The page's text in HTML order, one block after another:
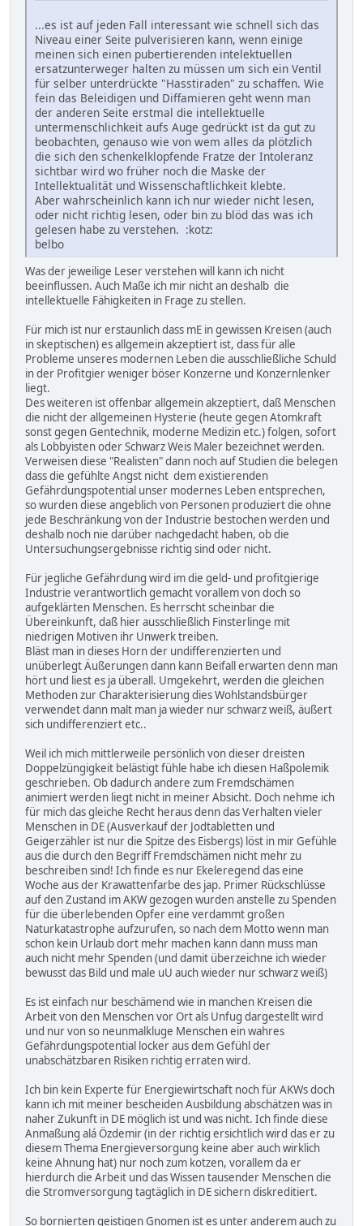
...es ist auf jeden Fall interessant wie schnell sich das
Niveau einer Seite pulverisieren kann, wenn einige
meinen sich einen pubertierenden intelektuellen
ersatzunterweger halten zu müssen um sich ein Ventil
für selber unterdrückte "Hasstiraden" zu schaffen. Wie
fein das Beleidigen und Diffamieren geht wenn man
der anderen Seite erstmal die intellektuelle
untermenschlichkeit aufs Auge gedrückt ist da gut zu
beobachten, genauso wie von wem alles da plötzlich
die sich den schenkelklopfende Fratze der Intoleranz
sichtbar wird wo früher noch die Maske der
Intellektualität und Wissenschaftlichkeit klebte.
Aber wahrscheinlich kann ich nur wieder nicht lesen,
oder nicht richtig lesen, oder bin zu blöd das was ich
gelesen habe zu verstehen. :kotz:
belbo
Was der jeweilige Leser verstehen will kann ich nicht
beeinflussen. Auch Maße ich mir nicht an deshalb die
intellektuelle Fähigkeiten in Frage zu stellen.
Für mich ist nur erstaunlich dass mE in gewissen Kreisen (auch
in skeptischen) es allgemein akzeptiert ist, dass für alle
Probleme unseres modernen Leben die ausschließliche Schuld
in der Profitgier weniger böser Konzerne und Konzernlenker
liegt.
Des weiteren ist offenbar allgemein akzeptiert, daß Menschen
die nicht der allgemeinen Hysterie (heute gegen Atomkraft
sonst gegen Gentechnik, moderne Medizin etc.) folgen, sofort
als Lobbyisten oder Schwarz Weis Maler bezeichnet werden.
Verweisen diese "Realisten" dann noch auf Studien die belegen
dass die gefühlte Angst nicht dem existierenden
Gefährdungspotential unser modernes Leben entsprechen,
so wurden diese angeblich von Personen produziert die ohne
jede Beschränkung von der Industrie bestochen werden und
deshalb noch nie darüber nachgedacht haben, ob die
Untersuchungsergebnisse richtig sind oder nicht.
Für jegliche Gefährdung wird im die geld- und profitgierige
Industrie verantwortlich gemacht vorallem von doch so
aufgeklärten Menschen. Es herrscht scheinbar die
Übereinkunft, daß hier ausschließlich Finsterlinge mit
niedrigen Motiven ihr Unwerk treiben.
Bläst man in dieses Horn der undifferenzierten und
unüberlegt Äußerungen dann kann Beifall erwarten denn man
hört und liest es ja überall. Umgekehrt, werden die gleichen
Methoden zur Charakterisierung dies Wohlstandsbürger
verwendet dann malt man ja wieder nur schwarz weiß, äußert
sich undifferenziert etc..
Weil ich mich mittlerweile persönlich von dieser dreisten
Doppelzüngigkeit belästigt fühle habe ich diesen Haßpolemik
geschrieben. Ob dadurch andere zum Fremdschämen
animiert werden liegt nicht in meiner Absicht. Doch nehme ich
für mich das gleiche Recht heraus denn das Verhalten vieler
Menschen in DE (Ausverkauf der Jodtabletten und
Geigerzähler ist nur die Spitze des Eisbergs) löst in mir Gefühle
aus die durch den Begriff Fremdschämen nicht mehr zu
beschreiben sind! Ich finde es nur Ekeleregend das eine
Woche aus der Krawattenfarbe des jap. Primer Rückschlüsse
auf den Zustand im AKW gezogen wurden anstelle zu Spenden
für die überlebenden Opfer eine verdammt großen
Naturkatastrophe aufzurufen, so nach dem Motto wenn man
schon kein Urlaub dort mehr machen kann dann muss man
auch nicht mehr Spenden (und damit überzeichne ich wieder
bewusst das Bild und male uU auch wieder nur schwarz weiß)
Es ist einfach nur beschämend wie in manchen Kreisen die
Arbeit von den Menschen vor Ort als Unfug dargestellt wird
und nur von so neunmalkluge Menschen ein wahres
Gefährdungspotential locker aus dem Gefühl der
unabschätzbaren Risiken richtig erraten wird.
Ich bin kein Experte für Energiewirtschaft noch für AKWs doch
kann ich mit meiner bescheiden Ausbildung abschätzen was in
naher Zukunft in DE möglich ist und was nicht. Ich finde diese
Anmaßung alá Özdemir (in der richtig ersichtlich wird das er zu
diesem Thema Energieversorgung keine aber auch wirklich
keine Ahnung hat) nur noch zum kotzen, vorallem da er
hierdurch die Arbeit und das Wissen tausender Menschen die
die Stromversorgung tagtäglich in DE sichern diskreditiert.
So bornierten geistigen Gnomen ist es unter anderem auch zu